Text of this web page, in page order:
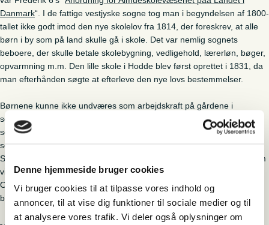
Denne hjemmeside bruger cookies
Vi bruger cookies til at tilpasse vores indhold og
annoncer, til at vise dig funktioner til sociale medier og til
at analysere vores trafik. Vi deler også oplysninger om
Danmark“. I de fattige vestjyske sogne tog man i begyndelsen af 1800-
tallet ikke godt imod den nye skolelov fra 1814, der foreskrev, at alle
børn i by som på land skulle gå i skole. Det var nemlig sognets
beboere, der skulle betale skolebygning, vedligehold, lærerløn, bøger,
opvarmning m.m. Den lille skole i Hodde blev først oprettet i 1831, da
man efterhånden søgte at efterleve den nye lovs bestemmelser.
Børnene kunne ikke undværes som arbejdskraft på gårdene i
sommerhalvåret, og fattigfolks børn kunne ikke få tjeneste om
sommeren, når de skulle passe skolen. Bøndernes modstand mod at
sende børnene i skole i den travleste tid bar frugt. Den vestjyske
Skoleordning blev indført. Børnene kom nu primært til at gå i skole om
vinteren og kun ganske få timer – eller slet ikke – i sommerhalvåret.
Om vinteren blev de små lokaler udelukkende opvarmet via én
brændeovn, så det må have været en kold omgang at gå i skole.